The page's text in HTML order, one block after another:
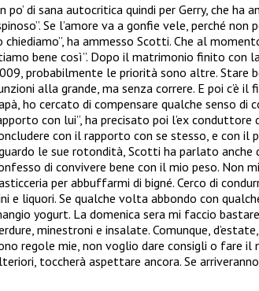
po’ di sana autocritica quindi per Gerry, che
Se l’amore va a gonfie vele, perché
chiediamo”, ha ammesso Scotti. Che al
bene così”. Dopo il matrimonio finito con
probabilmente le priorità sono altre. Stare
alla grande, ma senza correre. E poi c’è
ho cercato di compensare qualche senso di
con lui”, ha precisato poi l’ex conduttore
con il rapporto con se stesso, e con il
le sue rotondità, Scotti ha parlato anche
di convivere bene con il mio peso. Non
per abbuffarmi di bigné. Cerco di
e liquori. Se qualche volta abbondo con
yogurt. La domenica sera mi faccio
minestroni e insalate. Comunque,
regole mie, non voglio dare consigli o fare il
toccherà aspettare ancora. Se